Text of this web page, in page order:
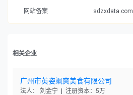
网站备案 sdzxdata.com
相关企业
广州市英姿飒爽美食有限公司
法人： 刘金宁 | 注册资本：5万